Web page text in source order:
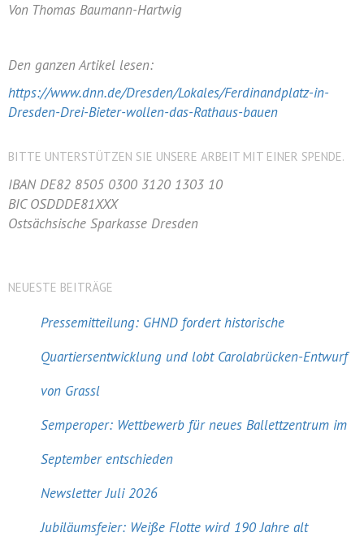
Von Thomas Baumann-Hartwig
Den ganzen Artikel lesen:
https://www.dnn.de/Dresden/Lokales/Ferdinandplatz-in-
Dresden-Drei-Bieter-wollen-das-Rathaus-bauen
BITTE UNTERSTÜTZEN SIE UNSERE ARBEIT MIT EINER SPENDE.
IBAN DE82 8505 0300 3120 1303 10
BIC OSDDDE81XXX
Ostsächsische Sparkasse Dresden
NEUESTE BEITRÄGE
Pressemitteilung: GHND fordert historische
Quartiersentwicklung und lobt Carolabrücken-Entwurf
von Grassl
Semperoper: Wettbewerb für neues Ballettzentrum im
September entschieden
Newsletter Juli 2026
Jubiläumsfeier: Weiße Flotte wird 190 Jahre alt